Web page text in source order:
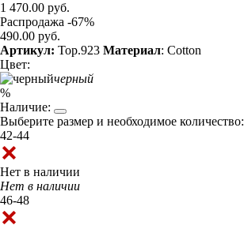
1 470.00 руб.
Распродажа -67%
490.00 руб.
Артикул: Top.923 Материал: Cotton
Цвет:
черный
%
Наличие:
Выберите размер и необходимое количество:
42-44
Нет в наличии
Нет в наличии
46-48